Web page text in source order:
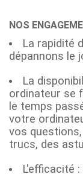
NOS
La rapidité
dépannons le
La
ordinateur se
le temps
votre
vos
trucs, des
L'efficacité